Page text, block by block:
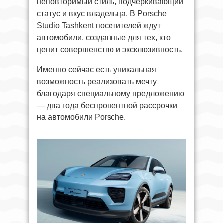
статус и вкус владельца. В Porsche
Studio Tashkent посетителей ждут
автомобили, созданные для тех, кто
ценит совершенство и эксклюзивность.
Именно сейчас есть уникальная
возможность реализовать мечту
благодаря специальному предложению
— два года беспроцентной рассрочки
на автомобили Porsche.